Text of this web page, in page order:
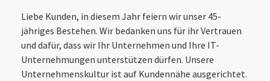
Liebe Kunden, in diesem Jahr feiern wir unser 45-
jähriges Bestehen. Wir bedanken uns für ihr Vertrauen
und dafür, dass wir Ihr Unternehmen und Ihre IT-
Unternehmungen unterstützen dürfen. Unsere
Unternehmenskultur ist auf Kundennähe ausgerichtet.